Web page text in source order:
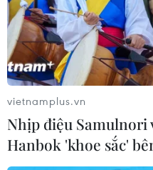
vietnamplus.vn
Nhịp điệu Samulnori
Hanbok 'khoe sắc'